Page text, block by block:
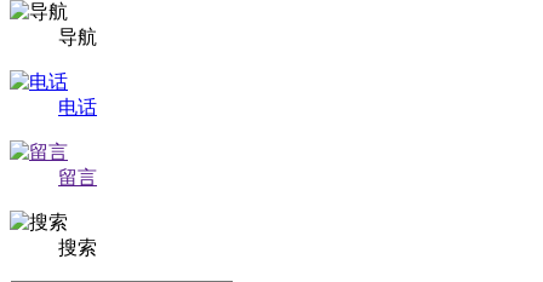
导航
电话
留言
搜索